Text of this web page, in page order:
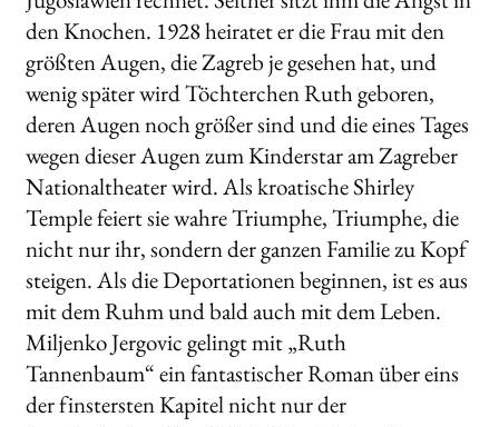
den Knochen. 1928 heiratet er die Frau mit den
größten Augen, die Zagreb je gesehen hat, und
wenig später wird Töchterchen Ruth geboren,
deren Augen noch größer sind und die eines Tages
wegen dieser Augen zum Kinderstar am Zagreber
Nationaltheater wird. Als kroatische Shirley
Temple feiert sie wahre Triumphe, Triumphe, die
nicht nur ihr, sondern der ganzen Familie zu Kopf
steigen. Als die Deportationen beginnen, ist es aus
mit dem Ruhm und bald auch mit dem Leben.
Miljenko Jergovic gelingt mit „Ruth
Tannenbaum“ ein fantastischer Roman über eins
der finstersten Kapitel nicht nur der